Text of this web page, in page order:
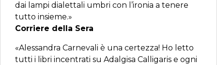
dai lampi dialettali umbri con l’ironia a tenere
tutto insieme.»
Corriere della Sera
«Alessandra Carnevali è una certezza! Ho letto
tutti i libri incentrati su Adalgisa Calligaris e ogni